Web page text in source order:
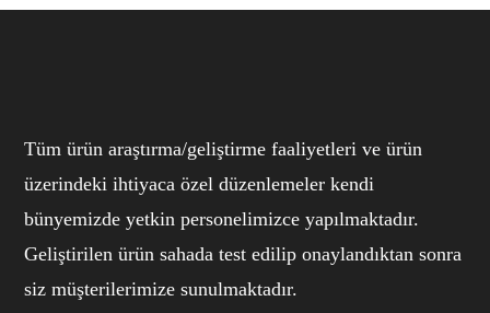
Tüm ürün araştırma/geliştirme faaliyetleri ve ürün
üzerindeki ihtiyaca özel düzenlemeler kendi
bünyemizde yetkin personelimizce yapılmaktadır.
Geliştirilen ürün sahada test edilip onaylandıktan sonra
siz müşterilerimize sunulmaktadır.